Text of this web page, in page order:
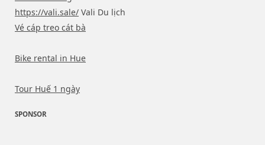
https://vali.sale/ Vali Du lịch
Vé cáp treo cát bà
Bike rental in Hue
Tour Huế 1 ngày
SPONSOR